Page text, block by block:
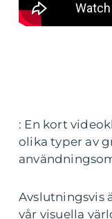
: En kort
olika typer av
Avslutningsvis
vår visuella